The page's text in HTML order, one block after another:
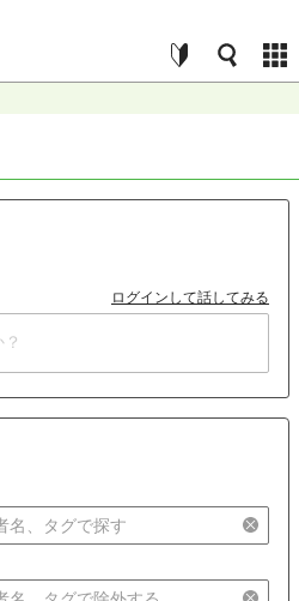
ログインして話してみる